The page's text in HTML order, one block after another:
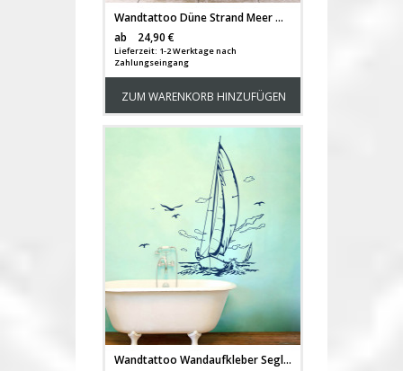
Wandtattoo Düne Strand Meer Möwe maritim M1531
ab
24,90 €
Lieferzeit: 1-2 Werktage nach
Zahlungseingang
ZUM WARENKORB HINZUFÜGEN
Wandtattoo Wandaufkleber Segler Yacht Segelschiff M1507